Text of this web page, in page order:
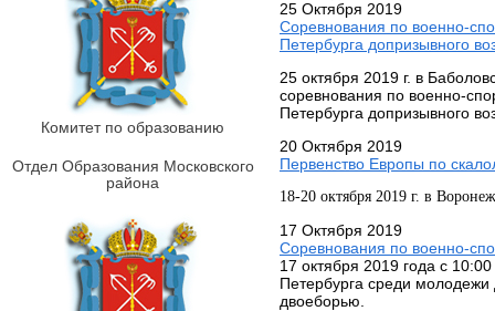
Комитет по образованию
Отдел Образования Московского
района
25 Октября 2019
Cоревнования по военно-
Петербурга допризывного
25 октября 2019 г. в
соревнования по военно-
Петербурга допризывного
20 Октября 2019
Первенство Европы по
18-20 октября 2019 г. в
17 Октября 2019
Соревнования по военно-
17 октября 2019 года с
Петербурга среди
двоеборью.